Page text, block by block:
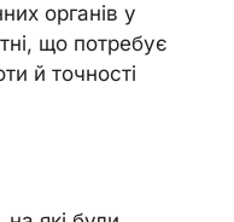
органів у
що потребує
й точності